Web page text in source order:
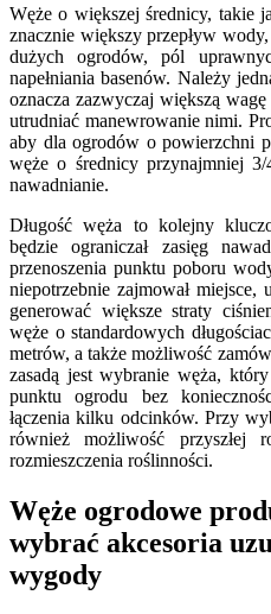
Węże o większej średnicy, takie
znacznie większy przepływ
dużych ogrodów, pól
napełniania basenów. Należy
oznacza zazwyczaj większą
utrudniać manewrowanie nimi.
aby dla ogrodów o powierzchni
węże o średnicy przynajmniej
nawadnianie.
Długość węża to kolejny
będzie ograniczał zasięg
przenoszenia punktu poboru
niepotrzebnie zajmował miejsce,
generować większe straty
węże o standardowych
metrów, a także możliwość
zasadą jest wybranie węża,
punktu ogrodu bez
łączenia kilku odcinków. Przy
również możliwość przyszłej
rozmieszczenia roślinności.
Węże ogrodowe
wybrać akcesoria
wygody